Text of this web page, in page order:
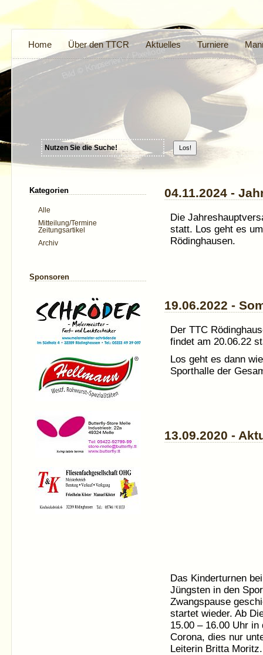
Home Über den TTCR Aktuelles Turniere
04.11.2024 -
Die
statt. Los geht es
Rödinghausen.
19.06.2022 -
Der TTC
findet am 20.06.22
Los geht es dann
Sporthalle der
13.09.2020 -
Das Kinderturnen
Jüngsten in den
Zwangspause
startet wieder. Ab
15.00 – 16.00 Uhr
Corona, dies nur
Leiterin Britta Moritz.
Kategorien
Alle
Mitteilung/Termine
Zeitungsartikel
Archiv
Sponsoren